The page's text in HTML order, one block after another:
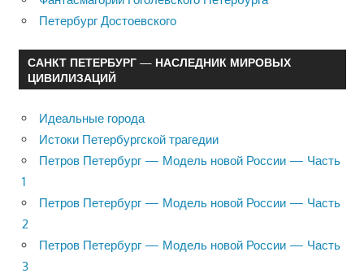
Петербург Достоевского
САНКТ ПЕТЕРБУРГ — НАСЛЕДНИК МИРОВЫХ
ЦИВИЛИЗАЦИЙ
Идеальные города
Истоки Петербургской трагедии
Петров Петербург — Модель новой России — Часть
1
Петров Петербург — Модель новой России — Часть
2
Петров Петербург — Модель новой России — Часть
3